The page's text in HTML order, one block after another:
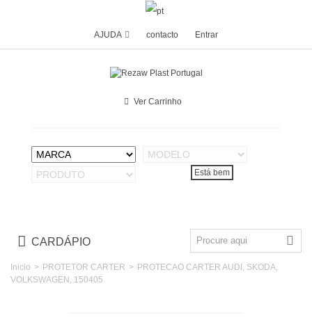
AJUDA contacto Entrar
Ver Carrinho
CARDÁPIO
Inicio > PROTETOR CARTER > PROTECAO CARTER AUDI, SKODA,
VOLKSWAGEN, 150405